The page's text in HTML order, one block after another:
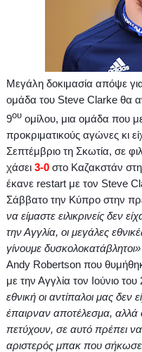
Μεγάλη δοκιμασία απόψε
ομάδα του Steve Clarkeθα
9ουομίλου, μια ομάδα που
προκριματικούς αγώνες κι
Σεπτέμβριο τη Σκωτία, σε
χάσει 3-0στο Καζακστάν
έκανε restartμε τον Steve
Σάββατο την Κύπρο στην
να είμαστε ειλικρινείς δεν
την Αγγλία, οι μεγάλες
γίνουμε δυσκολοκατάβλητοι»
Andy Robertson που
με την Αγγλία τον Ιούνιο
εθνική οι αντίπαλοι μας δεν
έπαιρναν αποτέλεσμα,
πετύχουν, σε αυτό πρέπει
αριστερός μπακ που